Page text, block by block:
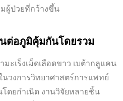
ผู้ป่วยที่กว้างขึ้น
ต่อภูมิคุ้มกันโดยรวม
ะเร็งเม็ดเลือดขาว เบต้ากลูแคน
นวงการวิทยาศาสตร์การแพทย์
ดยกำเนิด งานวิจัยหลายชิ้น